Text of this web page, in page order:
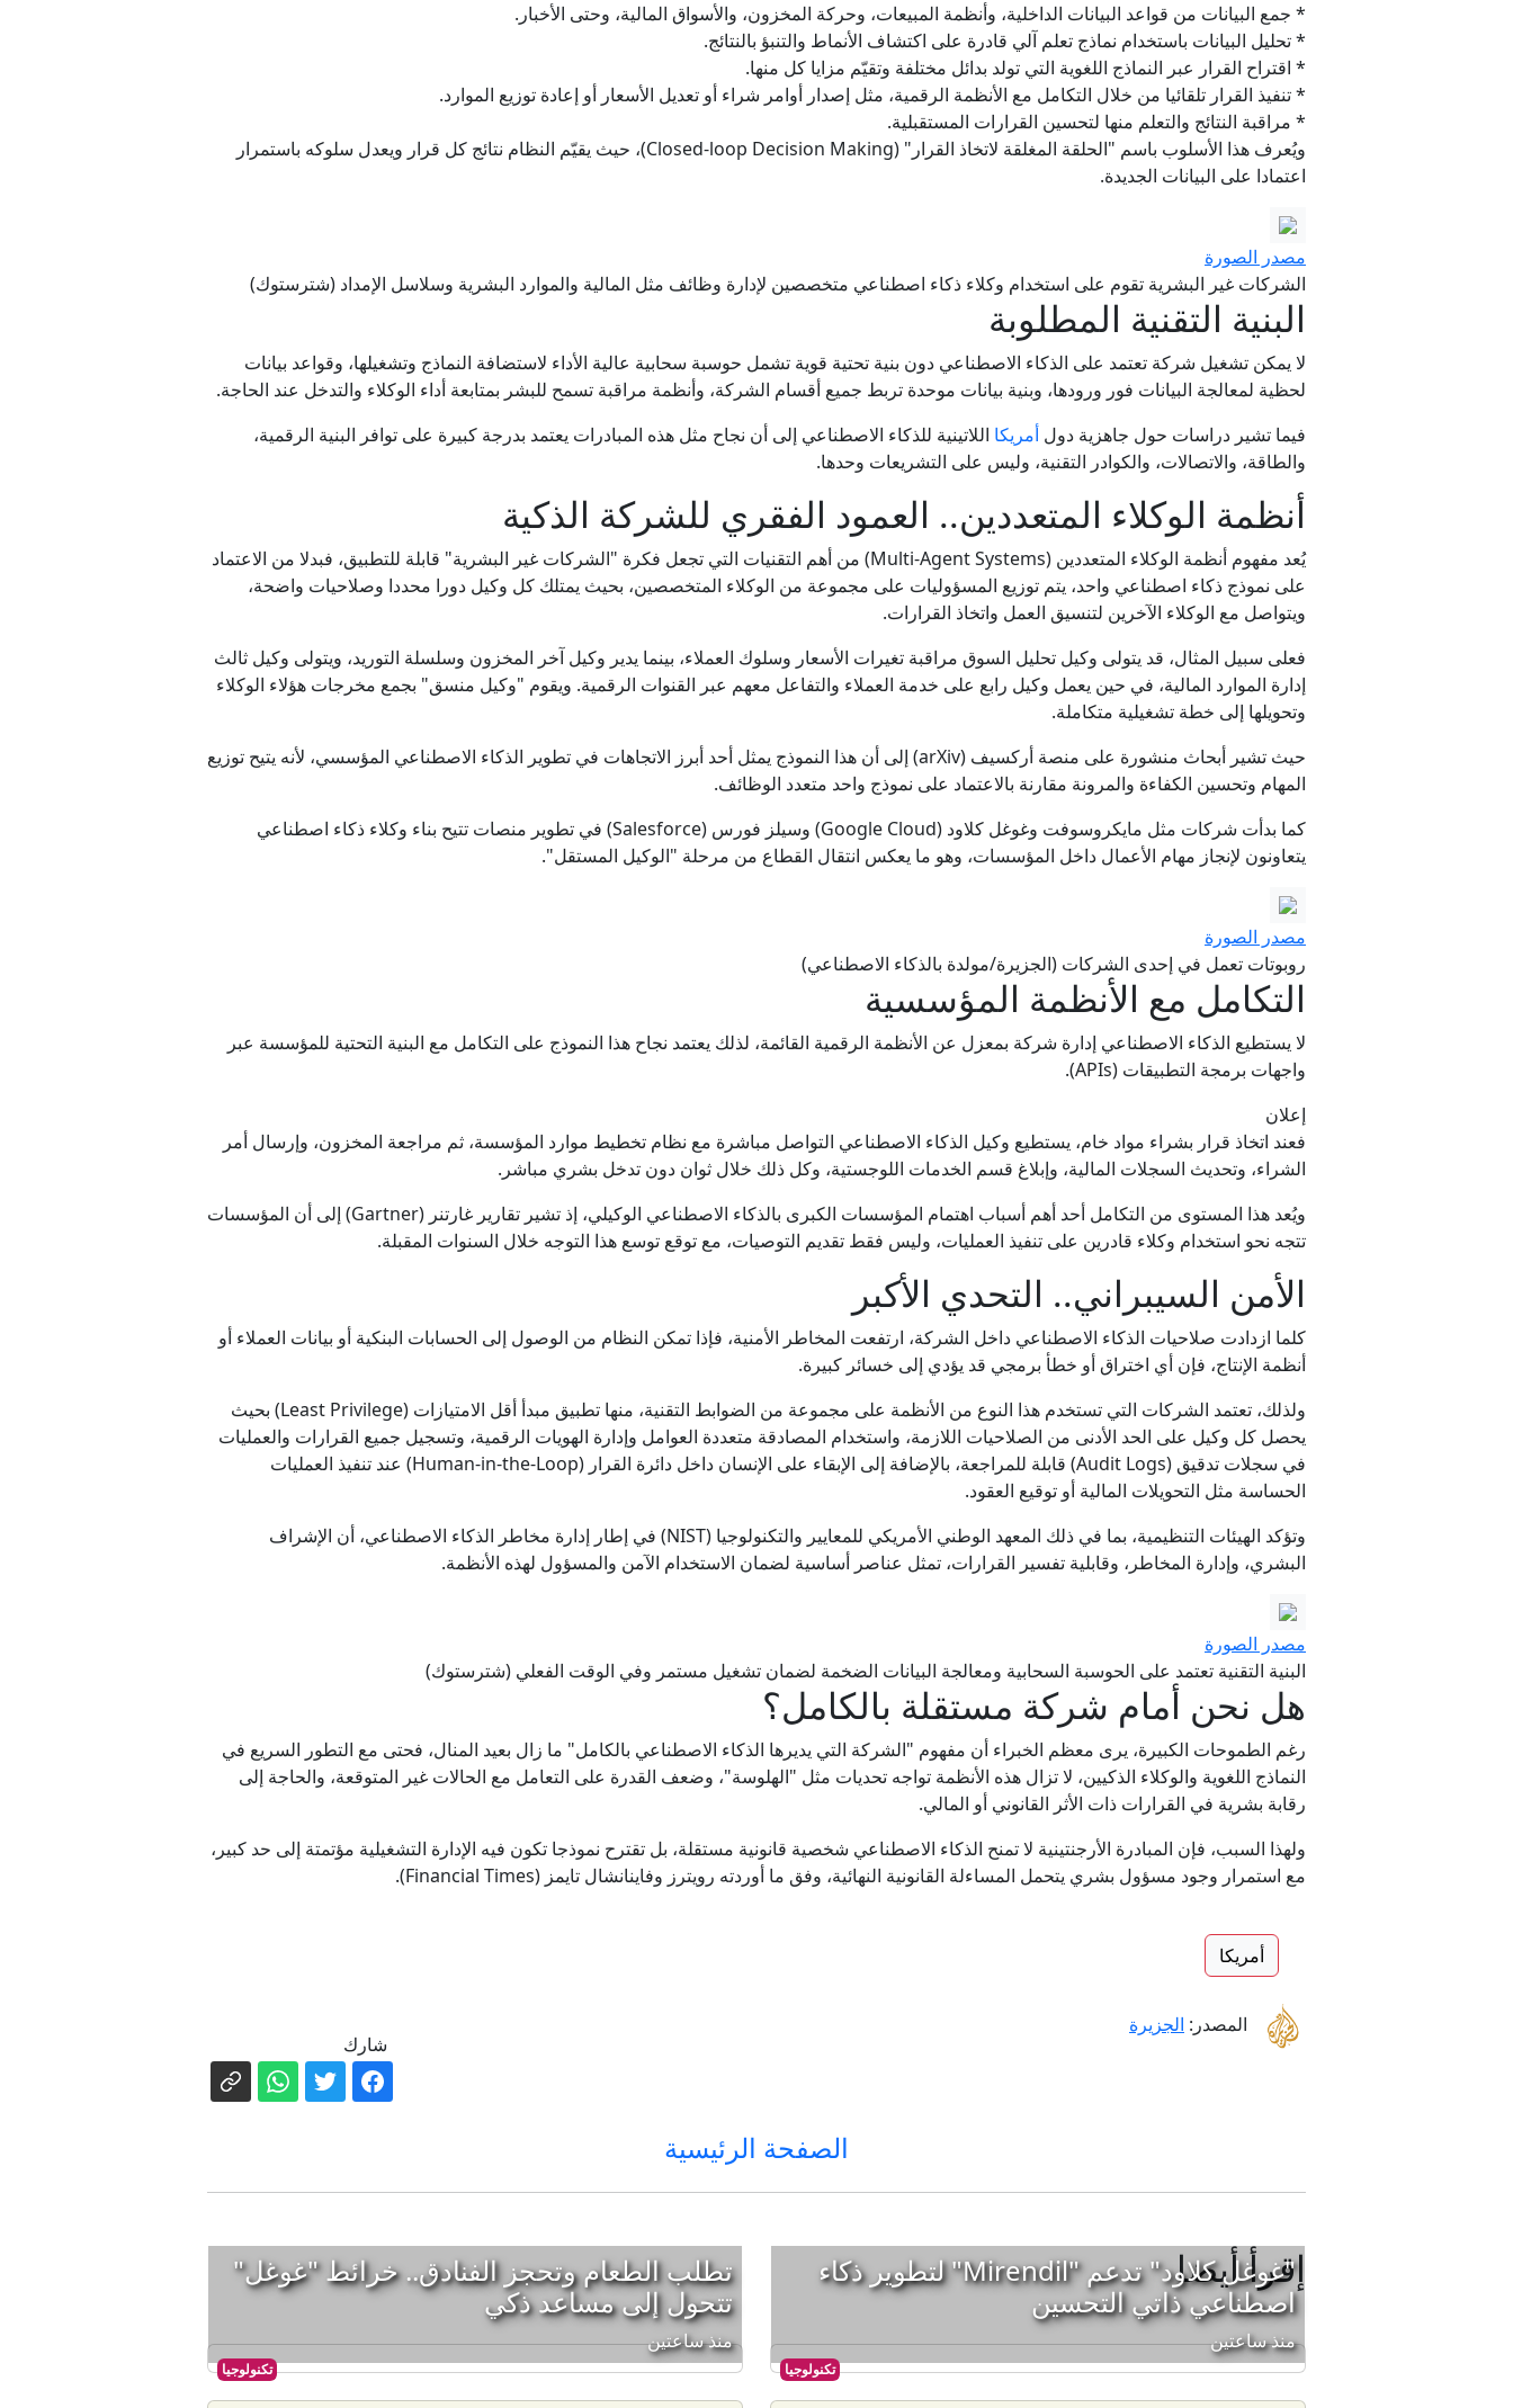
* جمع البيانات من قواعد البيانات الداخلية، وأنظمة المبيعات، وحركة المخزون، والأسواق المالية، وحتى الأخبار.
* تحليل البيانات باستخدام نماذج تعلم آلي قادرة على اكتشاف الأنماط والتنبؤ بالنتائج.
* اقتراح القرار عبر النماذج اللغوية التي تولد بدائل مختلفة وتقيّم مزايا كل منها.
* تنفيذ القرار تلقائيا من خلال التكامل مع الأنظمة الرقمية، مثل إصدار أوامر شراء أو تعديل الأسعار أو إعادة توزيع الموارد.
* مراقبة النتائج والتعلم منها لتحسين القرارات المستقبلية.
ويُعرف هذا الأسلوب باسم "الحلقة المغلقة لاتخاذ القرار" (Closed-loop Decision Making)، حيث يقيّم النظام نتائج كل قرار ويعدل سلوكه باستمرار
اعتمادا على البيانات الجديدة.
مصدر الصورة
الشركات غير البشرية تقوم على استخدام وكلاء ذكاء اصطناعي متخصصين لإدارة وظائف مثل المالية والموارد البشرية وسلاسل الإمداد (شترستوك)
البنية التقنية المطلوبة
لا يمكن تشغيل شركة تعتمد على الذكاء الاصطناعي دون بنية تحتية قوية تشمل حوسبة سحابية عالية الأداء لاستضافة النماذج وتشغيلها، وقواعد بيانات
لحظية لمعالجة البيانات فور ورودها، وبنية بيانات موحدة تربط جميع أقسام الشركة، وأنظمة مراقبة تسمح للبشر بمتابعة أداء الوكلاء والتدخل عند الحاجة.
فيما تشير دراسات حول جاهزية دول أمريكا اللاتينية للذكاء الاصطناعي إلى أن نجاح مثل هذه المبادرات يعتمد بدرجة كبيرة على توافر البنية الرقمية،
والطاقة، والاتصالات، والكوادر التقنية، وليس على التشريعات وحدها.
أنظمة الوكلاء المتعددين.. العمود الفقري للشركة الذكية
يُعد مفهوم أنظمة الوكلاء المتعددين (Multi-Agent Systems) من أهم التقنيات التي تجعل فكرة "الشركات غير البشرية" قابلة للتطبيق، فبدلا من الاعتماد
على نموذج ذكاء اصطناعي واحد، يتم توزيع المسؤوليات على مجموعة من الوكلاء المتخصصين، بحيث يمتلك كل وكيل دورا محددا وصلاحيات واضحة،
ويتواصل مع الوكلاء الآخرين لتنسيق العمل واتخاذ القرارات.
فعلى سبيل المثال، قد يتولى وكيل تحليل السوق مراقبة تغيرات الأسعار وسلوك العملاء، بينما يدير وكيل آخر المخزون وسلسلة التوريد، ويتولى وكيل ثالث
إدارة الموارد المالية، في حين يعمل وكيل رابع على خدمة العملاء والتفاعل معهم عبر القنوات الرقمية. ويقوم "وكيل منسق" بجمع مخرجات هؤلاء الوكلاء
وتحويلها إلى خطة تشغيلية متكاملة.
حيث تشير أبحاث منشورة على منصة أركسيف (arXiv) إلى أن هذا النموذج يمثل أحد أبرز الاتجاهات في تطوير الذكاء الاصطناعي المؤسسي، لأنه يتيح توزيع
المهام وتحسين الكفاءة والمرونة مقارنة بالاعتماد على نموذج واحد متعدد الوظائف.
كما بدأت شركات مثل مايكروسوفت وغوغل كلاود (Google Cloud) وسيلز فورس (Salesforce) في تطوير منصات تتيح بناء وكلاء ذكاء اصطناعي
يتعاونون لإنجاز مهام الأعمال داخل المؤسسات، وهو ما يعكس انتقال القطاع من مرحلة "الوكيل المستقل".
مصدر الصورة
روبوتات تعمل في إحدى الشركات (الجزيرة/مولدة بالذكاء الاصطناعي)
التكامل مع الأنظمة المؤسسية
لا يستطيع الذكاء الاصطناعي إدارة شركة بمعزل عن الأنظمة الرقمية القائمة، لذلك يعتمد نجاح هذا النموذج على التكامل مع البنية التحتية للمؤسسة عبر
واجهات برمجة التطبيقات (APIs).
إعلان
فعند اتخاذ قرار بشراء مواد خام، يستطيع وكيل الذكاء الاصطناعي التواصل مباشرة مع نظام تخطيط موارد المؤسسة، ثم مراجعة المخزون، وإرسال أمر
الشراء، وتحديث السجلات المالية، وإبلاغ قسم الخدمات اللوجستية، وكل ذلك خلال ثوان دون تدخل بشري مباشر.
ويُعد هذا المستوى من التكامل أحد أهم أسباب اهتمام المؤسسات الكبرى بالذكاء الاصطناعي الوكيلي، إذ تشير تقارير غارتنر (Gartner) إلى أن المؤسسات
تتجه نحو استخدام وكلاء قادرين على تنفيذ العمليات، وليس فقط تقديم التوصيات، مع توقع توسع هذا التوجه خلال السنوات المقبلة.
الأمن السيبراني.. التحدي الأكبر
كلما ازدادت صلاحيات الذكاء الاصطناعي داخل الشركة، ارتفعت المخاطر الأمنية، فإذا تمكن النظام من الوصول إلى الحسابات البنكية أو بيانات العملاء أو
أنظمة الإنتاج، فإن أي اختراق أو خطأ برمجي قد يؤدي إلى خسائر كبيرة.
ولذلك، تعتمد الشركات التي تستخدم هذا النوع من الأنظمة على مجموعة من الضوابط التقنية، منها تطبيق مبدأ أقل الامتيازات (Least Privilege) بحيث
يحصل كل وكيل على الحد الأدنى من الصلاحيات اللازمة، واستخدام المصادقة متعددة العوامل وإدارة الهويات الرقمية، وتسجيل جميع القرارات والعمليات
في سجلات تدقيق (Audit Logs) قابلة للمراجعة، بالإضافة إلى الإبقاء على الإنسان داخل دائرة القرار (Human-in-the-Loop) عند تنفيذ العمليات
الحساسة مثل التحويلات المالية أو توقيع العقود.
وتؤكد الهيئات التنظيمية، بما في ذلك المعهد الوطني الأمريكي للمعايير والتكنولوجيا (NIST) في إطار إدارة مخاطر الذكاء الاصطناعي، أن الإشراف
البشري، وإدارة المخاطر، وقابلية تفسير القرارات، تمثل عناصر أساسية لضمان الاستخدام الآمن والمسؤول لهذه الأنظمة.
مصدر الصورة
البنية التقنية تعتمد على الحوسبة السحابية ومعالجة البيانات الضخمة لضمان تشغيل مستمر وفي الوقت الفعلي (شترستوك)
هل نحن أمام شركة مستقلة بالكامل؟
رغم الطموحات الكبيرة، يرى معظم الخبراء أن مفهوم "الشركة التي يديرها الذكاء الاصطناعي بالكامل" ما زال بعيد المنال، فحتى مع التطور السريع في
النماذج اللغوية والوكلاء الذكيين، لا تزال هذه الأنظمة تواجه تحديات مثل "الهلوسة"، وضعف القدرة على التعامل مع الحالات غير المتوقعة، والحاجة إلى
رقابة بشرية في القرارات ذات الأثر القانوني أو المالي.
ولهذا السبب، فإن المبادرة الأرجنتينية لا تمنح الذكاء الاصطناعي شخصية قانونية مستقلة، بل تقترح نموذجا تكون فيه الإدارة التشغيلية مؤتمتة إلى حد كبير،
مع استمرار وجود مسؤول بشري يتحمل المساءلة القانونية النهائية، وفق ما أوردته رويترز وفاينانشال تايمز (Financial Times).
أمريكا
المصدر: الجزيرة
شارك
الصفحة الرئيسية
إقرأ أيضا
تكنولوجيا
"غوغل كلاود" تدعم "Mirendil" لتطوير ذكاء
اصطناعي ذاتي التحسين
منذ ساعتين
تكنولوجيا
تطلب الطعام وتحجز الفنادق.. خرائط "غوغل"
تتحول إلى مساعد ذكي
منذ ساعتين